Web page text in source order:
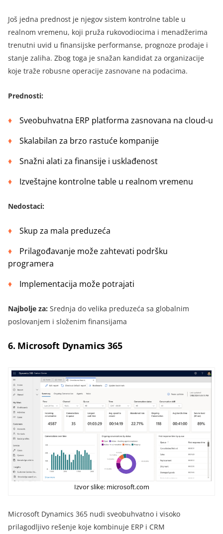
Još jedna prednost je njegov sistem kontrolne table u
realnom vremenu, koji pruža rukovodiocima i menadžerima
trenutni uvid u finansijske performanse, prognoze prodaje i
stanje zaliha. Zbog toga je snažan kandidat za organizacije
koje traže robusne operacije zasnovane na podacima.
Prednosti:
Sveobuhvatna ERP platforma zasnovana na cloud-u
Skalabilan za brzo rastuće kompanije
Snažni alati za finansije i usklađenost
Izveštajne kontrolne table u realnom vremenu
Nedostaci:
Skup za mala preduzeća
Prilagođavanje može zahtevati podršku
programera
Implementacija može potrajati
Najbolje za: Srednja do velika preduzeća sa globalnim
poslovanjem i složenim finansijama
6. Microsoft Dynamics 365
Izvor slike: microsoft.com
Microsoft Dynamics 365 nudi sveobuhvatno i visoko
prilagodljivo rešenje koje kombinuje ERP i CRM